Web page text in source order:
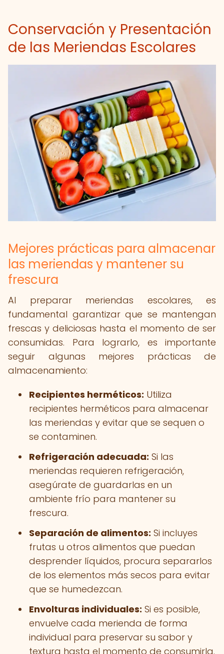
Conservación y Presentación
de las Meriendas Escolares
Mejores prácticas para almacenar
las meriendas y mantener su
frescura
Al preparar meriendas escolares, es
fundamental garantizar que se mantengan
frescas y deliciosas hasta el momento de ser
consumidas. Para lograrlo, es importante
seguir algunas mejores prácticas de
almacenamiento:
Recipientes herméticos: Utiliza
recipientes herméticos para almacenar
las meriendas y evitar que se sequen o
se contaminen.
Refrigeración adecuada: Si las
meriendas requieren refrigeración,
asegúrate de guardarlas en un
ambiente frío para mantener su
frescura.
Separación de alimentos: Si incluyes
frutas u otros alimentos que puedan
desprender líquidos, procura separarlos
de los elementos más secos para evitar
que se humedezcan.
Envolturas individuales: Si es posible,
envuelve cada merienda de forma
individual para preservar su sabor y
textura hasta el momento de consumirla.